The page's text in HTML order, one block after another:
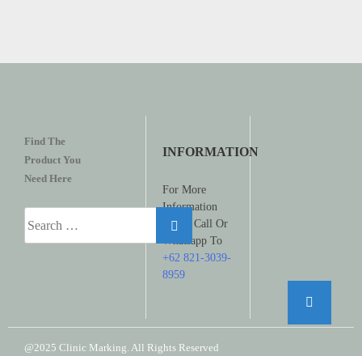
Find The
Product You
Need Here
INFORMATION
For More
Information
Please Call Or
Whatsapp To
+62 821-3039-
8959
@2025 Clinic Marking. All Rights Reserved